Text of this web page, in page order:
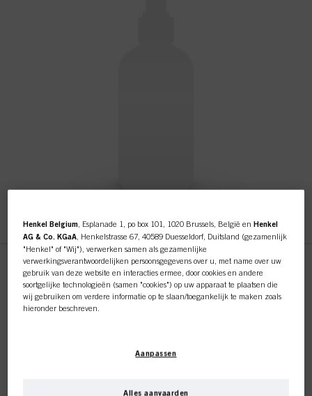
BC Sun Bucket Hat
ID-nr. 3111375
Deze online shop is
exclusief voor professionele
Henkel Belgium , Esplanade 1, po box 101, 1020 Brussels, België enHenkel
AG & Co. KGaA , Henkelstrasse 67, 40589 Duesseldorf, Duitsland (gezamenlijk
"Henkel" of "Wij"), verwerken samen als gezamenlijke
verwerkingsverantwoordelijken persoonsgegevens over u, met name over uw
gebruik van deze website en interacties ermee, door cookies en andere
soortgelijke technologieën (samen "cookies") op uw apparaat te plaatsen die
wij gebruiken om verdere informatie op te slaan/toegankelijk te maken zoals
hieronder beschreven.
aangegeven in onze Gegevensbeschermingsverklaring waarnaar een link in
te meten en te optimaliseren, om u
Aanpassen
Alles aanvaarden